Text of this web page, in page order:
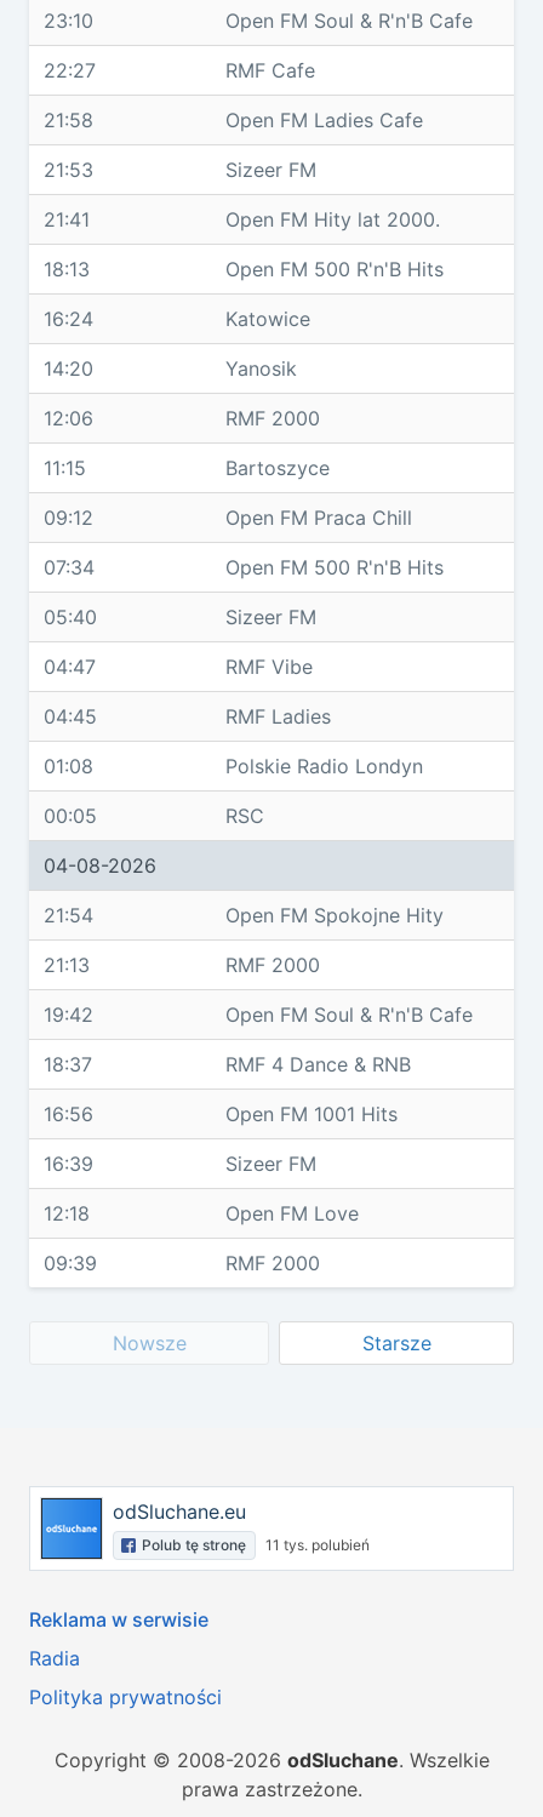
23:10 Open FM Soul & R'n'B Cafe
22:27 RMF Cafe
21:58 Open FM Ladies Cafe
21:53 Sizeer FM
21:41 Open FM Hity lat 2000.
18:13 Open FM 500 R'n'B Hits
16:24 Katowice
14:20 Yanosik
12:06 RMF 2000
11:15 Bartoszyce
09:12 Open FM Praca Chill
07:34 Open FM 500 R'n'B Hits
05:40 Sizeer FM
04:47 RMF Vibe
04:45 RMF Ladies
01:08 Polskie Radio Londyn
00:05 RSC
04-08-2026
21:54 Open FM Spokojne Hity
21:13 RMF 2000
19:42 Open FM Soul & R'n'B Cafe
18:37 RMF 4 Dance & RNB
16:56 Open FM 1001 Hits
16:39 Sizeer FM
12:18 Open FM Love
09:39 RMF 2000
Nowsze Starsze
odSluchane.eu
Polub tę stronę 11 tys. polubień
Reklama w serwisie
Radia
Polityka prywatności
Copyright © 2008-2026 odSluchane. Wszelkie
prawa zastrzeżone.